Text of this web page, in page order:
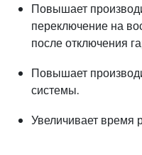
Повышает
переключение на
после отключения
Повышает
системы.
Увеличивает время